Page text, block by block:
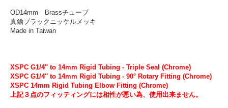
OD14mm Brassチューブ
真鍮ブラックニッケルメッキ
Made in Taiwan
XSPC G1/4" to 14mm Rigid Tubing - Triple Seal (Chrome)
XSPC G1/4″ to 14mm Rigid Tubing - 90° Rotary Fitting (Chrome)
XSPC 14mm Rigid Tubing Elbow Fitting (Chrome)
上記３点のフィッティングには相性が悪い為、使用出来ません。